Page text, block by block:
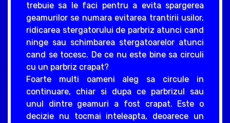
trebuie sa le faci pentru a evita spargerea
geamurilor se numara evitarea trantirii usilor,
ridicarea stergatorului de parbriz atunci cand
ninge sau schimbarea stergatoarelor atunci
cand se tocesc. De ce nu este bine sa circuli
cu un parbriz crapat?
Foarte multi oameni aleg sa circule in
continuare, chiar si dupa ce parbrizul sau
unul dintre geamuri a fost crapat. Este o
decizie nu tocmai inteleapta, deoarece un